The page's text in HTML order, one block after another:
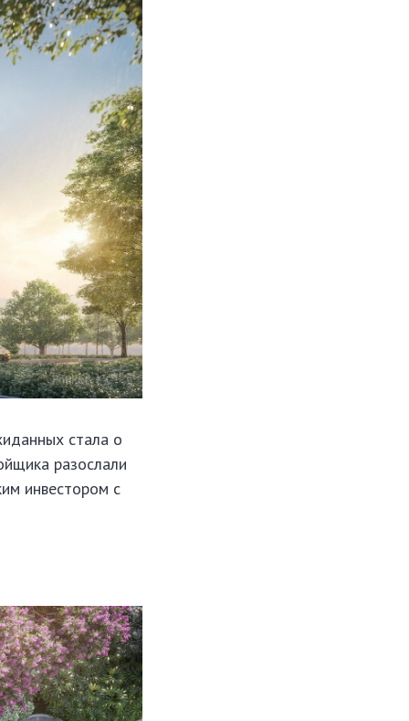
стала о
разослали
инвестором с